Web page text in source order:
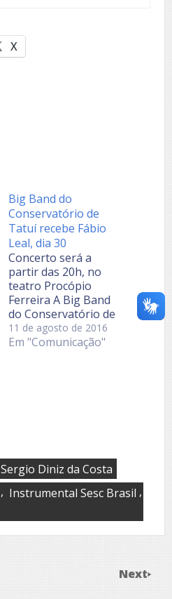
X
Big Band do
Conservatório de
Tatuí recebe Fábio
Leal, dia 30
Concerto será a
partir das 20h, no
teatro Procópio
Ferreira A Big Band
do Conservatório de
Tatuí - instituição do
Governo do Estado
11 de agosto de 2016
Em "Comunicação"
Sergio Diniz da Costa
, Instrumental Sesc Brasil ,
Next